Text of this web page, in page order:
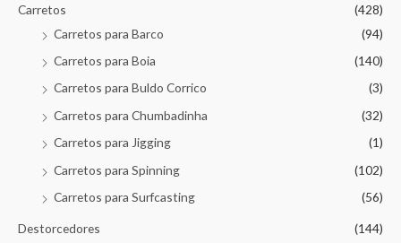
Carretos
(428)
Carretos para Barco
(94)
Carretos para Boia
(140)
Carretos para Buldo Corrico
(3)
Carretos para Chumbadinha
(32)
Carretos para Jigging
(1)
Carretos para Spinning
(102)
Carretos para Surfcasting
(56)
Destorcedores
(144)